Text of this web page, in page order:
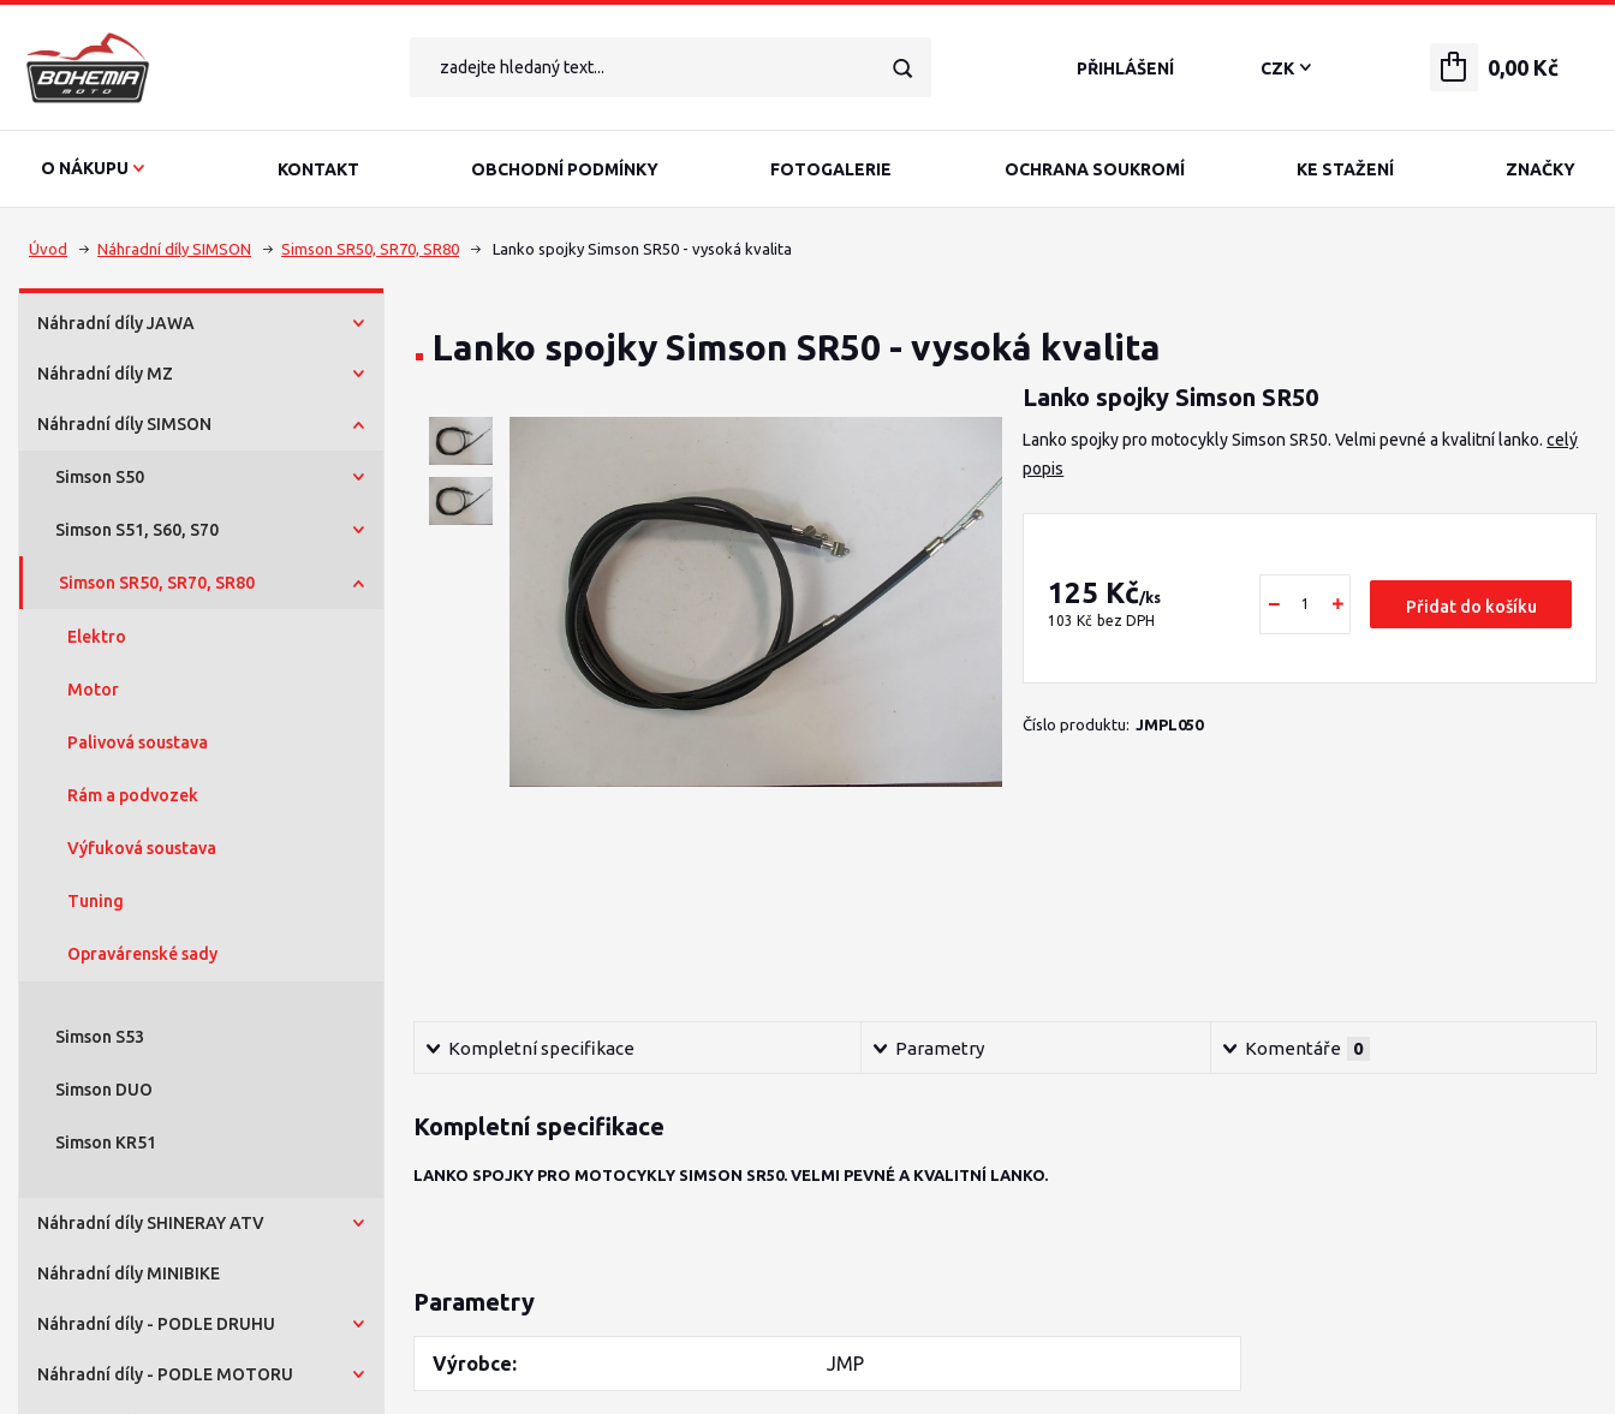
O NÁKUPU KONTAKT OBCHODNÍ PODMÍNKY FOTOGALERIE OCHRANA SOUKROMÍ KE STAŽENÍ ZNAČKY
CZK
PŘIHLÁŠENÍ 0,00 Kč
Úvod Náhradní díly SIMSON Simson SR50, SR70, SR80 Lanko spojky Simson SR50 - vysoká kvalita
Náhradní díly JAWA
Náhradní díly MZ
Náhradní díly SIMSON
Simson S50
Simson S51, S60, S70
Simson SR50, SR70, SR80
Elektro
Motor
Palivová soustava
Rám a podvozek
Výfuková soustava
Tuning
Opravárenské sady
Simson S53
Simson DUO
Simson KR51
Náhradní díly SHINERAY ATV
Náhradní díly MINIBIKE
Náhradní díly - PODLE DRUHU
Náhradní díly - PODLE MOTORU
Lanko spojky Simson SR50 - vysoká kvalita
Lanko spojky Simson SR50
Lanko spojky pro motocykly Simson SR50. Velmi pevné a kvalitní lanko.celý
popis
125 Kč/ks
103 Kč bez DPH
Přidat do košíku
Číslo produktu: JMPL050
Kompletní specifikace Parametry Komentáře 0
Kompletní specifikace
LANKO SPOJKY PRO MOTOCYKLY SIMSON SR50. VELMI PEVNÉ A KVALITNÍ LANKO.
Parametry
Výrobce JMP